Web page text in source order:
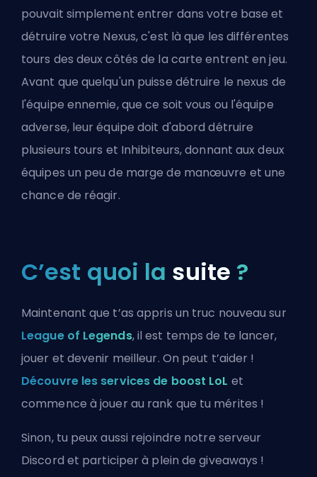
pouvait simplement entrer dans votre base et
détruire votre Nexus, c'est là que les différentes
tours des deux côtés de la carte entrent en jeu.
Avant que quelqu'un puisse détruire le nexus de
l'équipe ennemie, que ce soit vous ou l'équipe
adverse, leur équipe doit d'abord détruire
plusieurs tours et Inhibiteurs, donnant aux deux
équipes un peu de marge de manœuvre et une
chance de réagir.
C’est quoi la suite ?
Maintenant que t’as appris un truc nouveau sur
League of Legends, il est temps de te lancer,
jouer et devenir meilleur. On peut t’aider !
Découvre les services de boost LoL et
commence à jouer au rank que tu mérites !
Sinon, tu peux aussi rejoindre notre serveur
Discord et participer à plein de giveaways !